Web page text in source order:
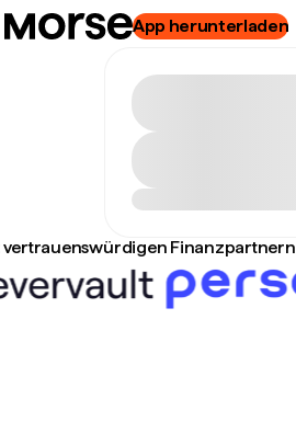
App herunterladen
vertrauenswürdigen Finanzpartnern